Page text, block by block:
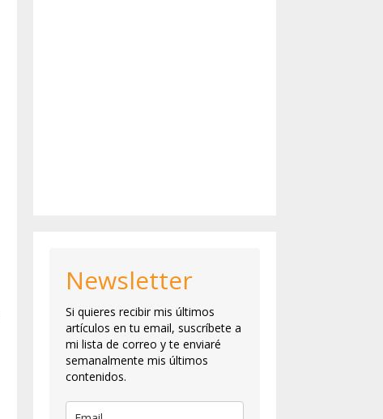
Newsletter
Si quieres recibir mis últimos
artículos en tu email, suscríbete a
mi lista de correo y te enviaré
semanalmente mis últimos
contenidos.